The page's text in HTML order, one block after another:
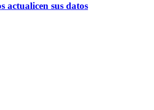
actualicen sus datos